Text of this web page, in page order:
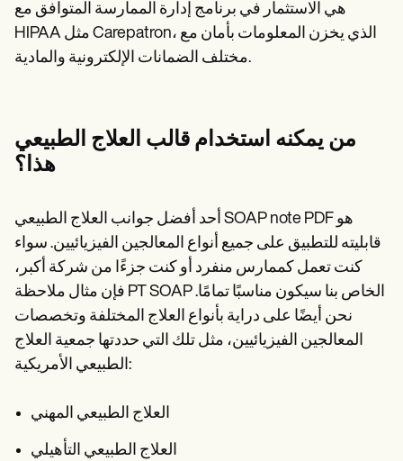
هي الاستثمار في برنامج إدارة الممارسة المتوافق مع
HIPAA مثل Carepatron، الذي يخزن المعلومات بأمان مع
مختلف الضمانات الإلكترونية والمادية.
من يمكنه استخدام قالب العلاج الطبيعي
هذا؟
أحد أفضل جوانب العلاج الطبيعي SOAP note PDF هو
قابليته للتطبيق على جميع أنواع المعالجين الفيزيائيين. سواء
كنت تعمل كممارس منفرد أو كنت جزءًا من شركة أكبر،
فإن مثال ملاحظة PT SOAP الخاص بنا سيكون مناسبًا تمامًا.
نحن أيضًا على دراية بأنواع العلاج المختلفة وتخصصات
المعالجين الفيزيائيين، مثل تلك التي حددتها جمعية العلاج
الطبيعي الأمريكية:
العلاج الطبيعي المهني
العلاج الطبيعي التأهيلي